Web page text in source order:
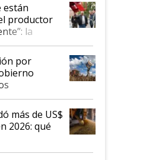
están
productor
la
al
y hasta se
al
por
más de US$
2026: qué